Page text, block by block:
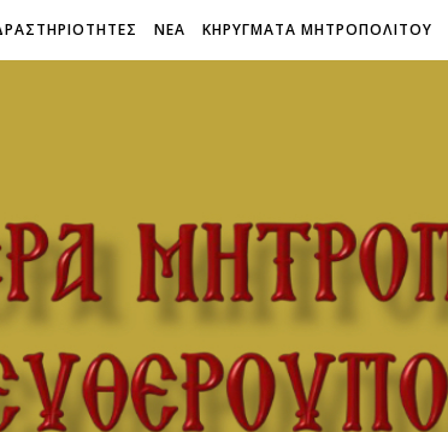
ΝΕΑ ΚΗΡΥΓΜΑΤΑ ΜΗΤΡΟΠΟΛΙΤΟΥ